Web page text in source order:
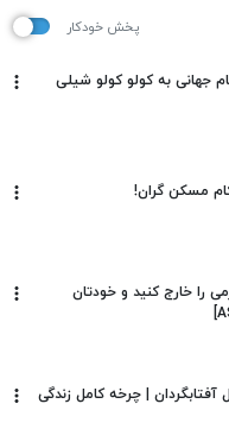
پخش خودکار
ساله جام جهانی به کولو کولو شیلی
مسکن گران!
را خارج کنید و خودتان
تایم لپس رشد گل آفتابگردان | چرخه کامل زندگی